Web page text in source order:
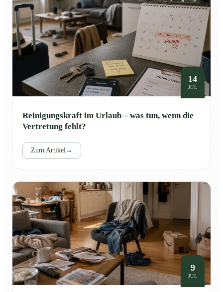
14
JUL
Reinigungskraft im Urlaub – was tun, wenn die
Vertretung fehlt?
Zum Artikel →
9
JUL